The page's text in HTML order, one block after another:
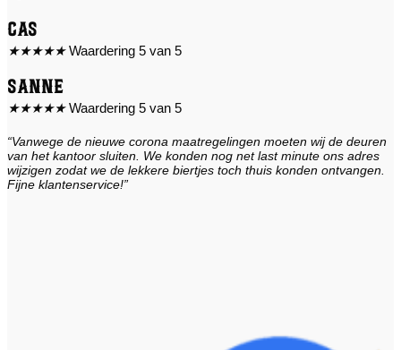
Cas
★★★★★ Waardering 5 van 5
Sanne
★★★★★ Waardering 5 van 5
“Vanwege de nieuwe corona maatregelingen moeten wij de deuren
van het kantoor sluiten. We konden nog net last minute ons adres
wijzigen zodat we de lekkere biertjes toch thuis konden ontvangen.
Fijne klantenservice!”